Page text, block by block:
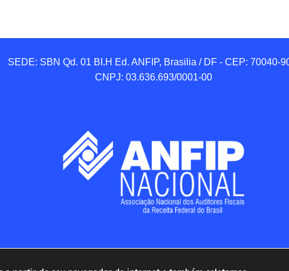
SEDE: SBN Qd. 01 BI.H Ed. ANFIP, Brasilia / DF - CEP: 70040-
CNPJ: 03.636.693/0001-00